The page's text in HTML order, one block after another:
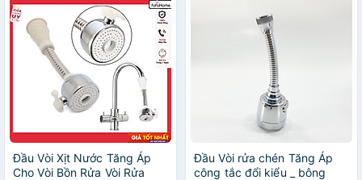
Đầu Vòi Xịt Nước Tăng Áp
Cho Vòi Bồn Rửa Vòi Rửa
Đầu Vòi rửa chén Tăng Áp
công tắc đổi kiểu _ bông